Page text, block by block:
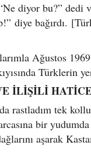
diyor bu?”
diye bağırdı.
Ağustos
Türklerin
İLİŞİLİ
rastladım tek
bir
aşarak